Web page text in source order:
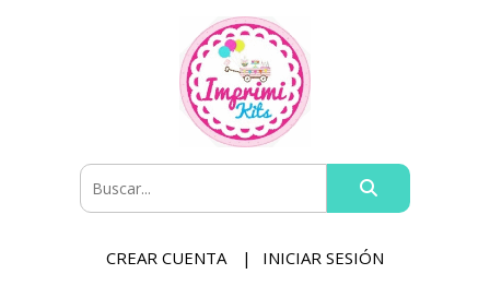
CREAR CUENTA INICIAR SESIÓN